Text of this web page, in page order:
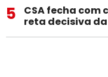
5
CSA fecha com
reta decisiva da